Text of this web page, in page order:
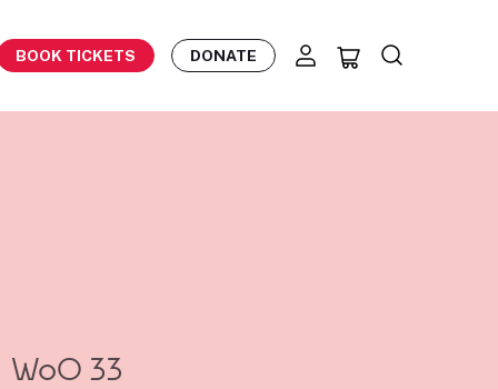
BOOK TICKETS DONATE
WoO 33